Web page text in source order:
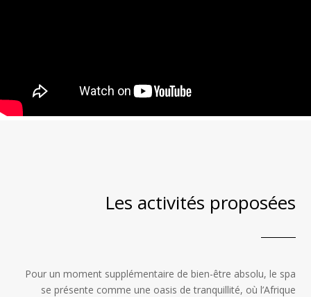
Les activités proposées
Pour un moment supplémentaire de bien-être absolu, le spa
se présente comme une oasis de tranquillité, où l’Afrique